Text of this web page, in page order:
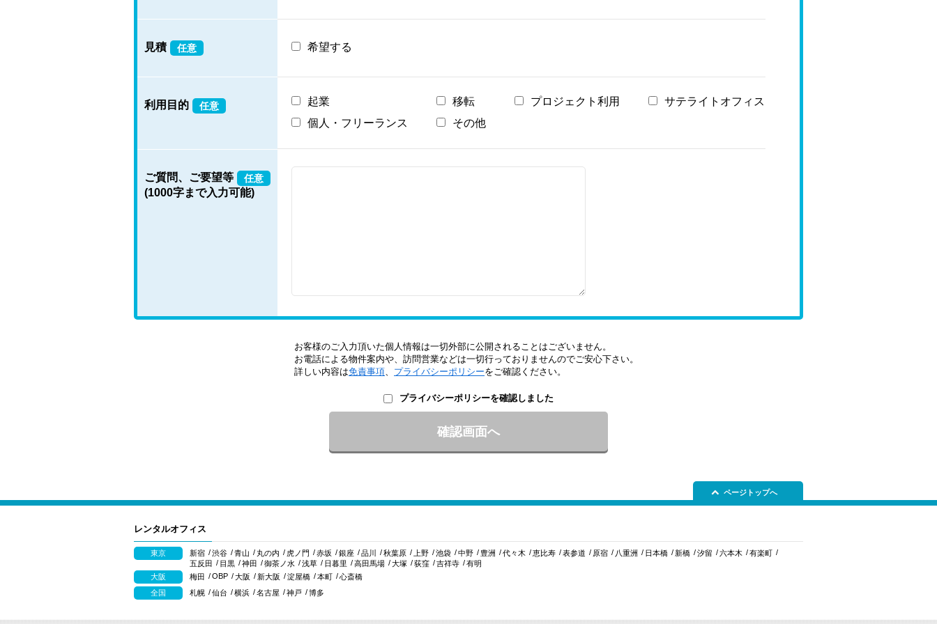
見積 任意 希望する
利用目的 任意 起業 移転 プロジェクト利用
サテライトオフィス
個人・フリーランス
その他
ご質問、ご要望等 任意
(1000字まで入力可能)
お客様のご入力頂いた個人情報は一切外部に公開されることはございません。
お電話による物件案内や、訪問営業などは一切行っておりませんのでご安心下さい。
詳しい内容は免責事項、 プライバシーポリシーをご確認ください。
プライバシーポリシーを確認しました
ページトップへ
レンタルオフィス
東京 新宿 渋谷 青山 丸の内 虎ノ門 赤坂 銀座 品川 秋葉原 上野 池袋 中野 豊洲 代々木 恵比寿 表参道 原宿 八重洲 日本橋 新橋 汐留 六本木
有楽町
五反田
目黒 神田 御茶ノ水 浅草 日暮里 高田馬場 大塚 荻窪 吉祥寺
有明
大阪
梅田 OBP 大阪 新大阪 淀屋橋 本町
心斎橋
全国
札幌 仙台 横浜 名古屋 神戸 博多